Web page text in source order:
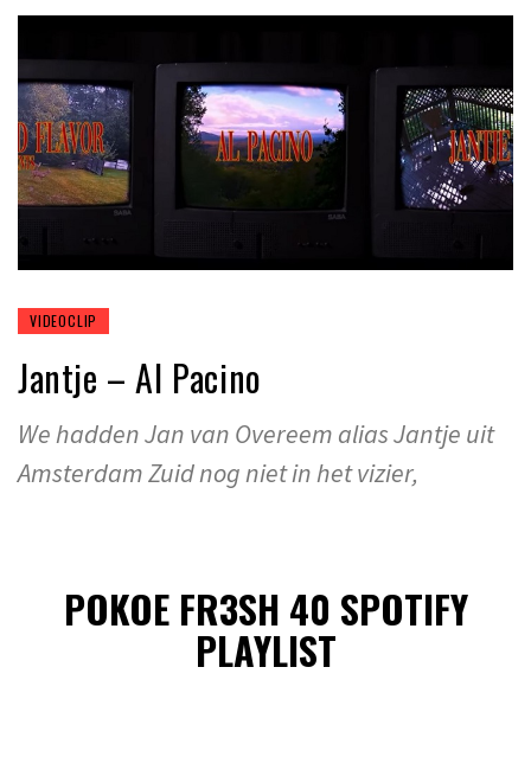
VIDEOCLIP
Jantje – Al Pacino
We hadden Jan van Overeem alias Jantje uit
Amsterdam Zuid nog niet in het vizier,
POKOE FR3SH 40 SPOTIFY
PLAYLIST